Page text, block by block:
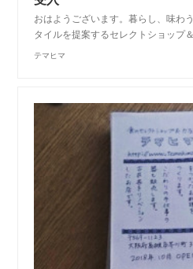
おはようございます。暮らし、味わ
タイルを提案するセレクトショップ
テマヒマ